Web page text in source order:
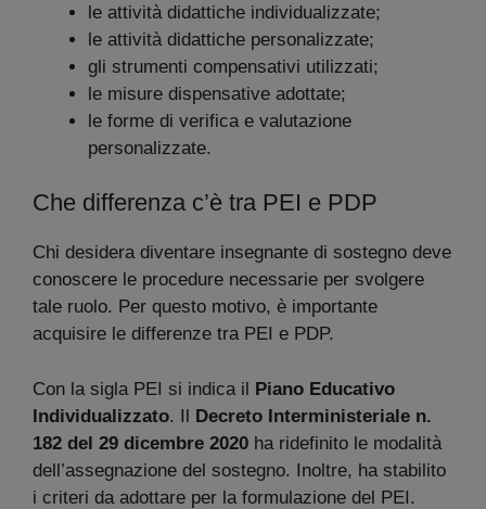
le attività didattiche individualizzate;
le attività didattiche personalizzate;
gli strumenti compensativi utilizzati;
le misure dispensative adottate;
le forme di verifica e valutazione
personalizzate.
Che differenza c’è tra PEI e PDP
Chi desidera diventare insegnante di sostegno deve
conoscere le procedure necessarie per svolgere
tale ruolo. Per questo motivo, è importante
acquisire le differenze tra PEI e PDP.
Con la sigla PEI si indica il Piano Educativo
Individualizzato. Il Decreto Interministeriale n.
182 del 29 dicembre 2020 ha ridefinito le modalità
dell’assegnazione del sostegno. Inoltre, ha stabilito
i criteri da adottare per la formulazione del PEI.